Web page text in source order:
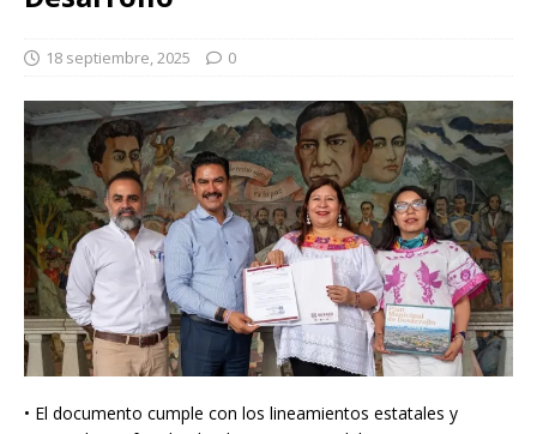
18 septiembre, 2025 0
• El documento cumple con los lineamientos estatales y